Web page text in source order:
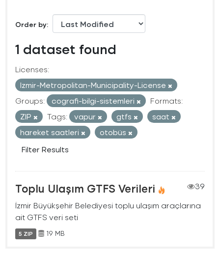
Order by
1 dataset found
Licenses:
Izmir-Metropolitan-Municipality-License
Groups:
cografi-bilgi-sistemleri
Formats:
ZIP
Tags: vapur gtfs
saat
hareket saatleri
otobüs
Filter Results
Toplu Ulaşım GTFS Verileri
39
İzmir Büyükşehir Belediyesi toplu ulaşım araçlarına
ait GTFS veri seti
5 ZIP 19 MB